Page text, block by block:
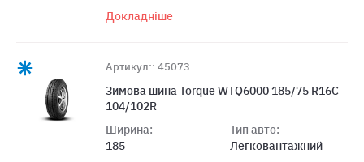
Докладніше
Артикул:: 45073
Зимова шина Torque WTQ6000 185/75 R16C
104/102R
Ширина:
185
Тип авто:
Легковантажний